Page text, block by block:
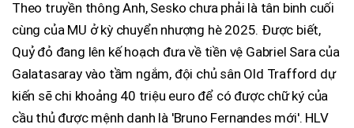
Theo truyền thông Anh, Sesko chưa phải là tân binh cuối
cùng của MU ở kỳ chuyển nhượng hè 2025. Được biết,
Quỷ đỏ đang lên kế hoạch đưa về tiền vệ Gabriel Sara của
Galatasaray vào tầm ngắm, đội chủ sân Old Trafford dự
kiến sẽ chi khoảng 40 triệu euro để có được chữ ký của
cầu thủ được mệnh danh là 'Bruno Fernandes mới'. HLV